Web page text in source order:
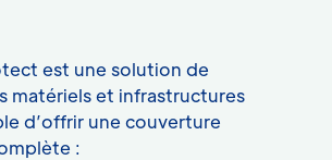
est une solution de
matériels et infrastructures
d’offrir une couverture
: